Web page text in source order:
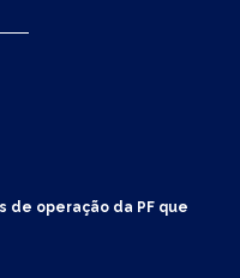
de operação da PF que